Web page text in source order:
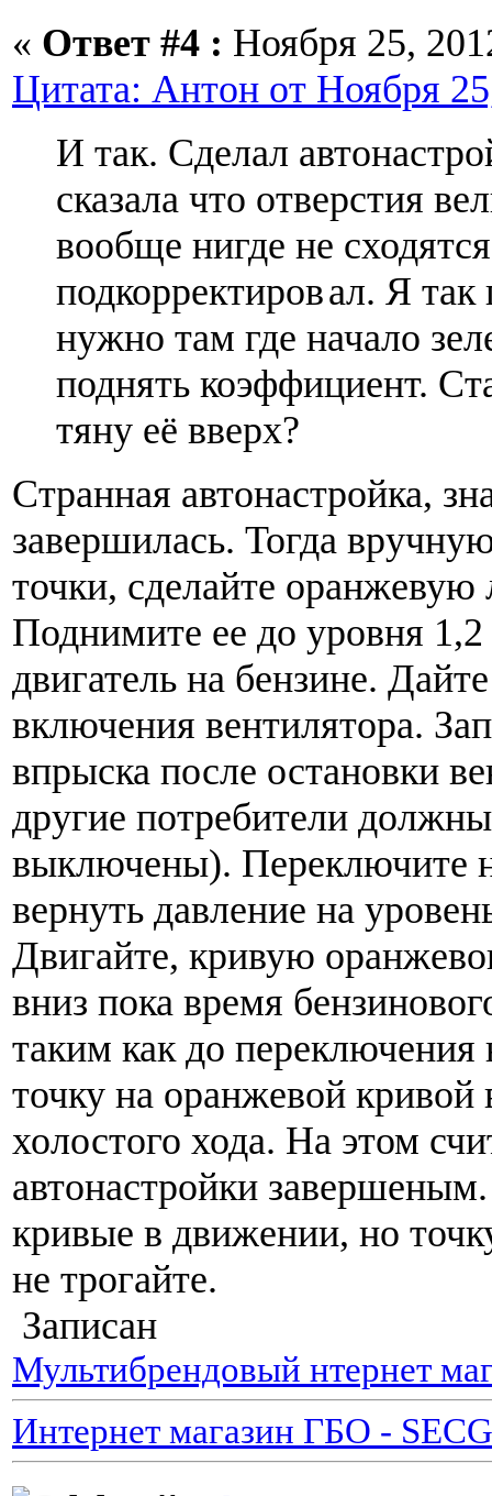
« Ответ #4 : Ноября 25,
Цитата: Антон от Ноября
И так. Сделал
сказала что отверстия
вообще нигде не
подкорректировал. Я
нужно там где начало
поднять коэффициент.
тяну её вверх?
Странная автонастройка,
завершилась. Тогда
точки, сделайте
Поднимите ее до уровня 1,2
двигатель на бензине.
включения вентилятора.
впрыска после остановки
другие потребители
выключены). Переключите
вернуть давление на
Двигайте, кривую
вниз пока время
таким как до переключения
точку на оранжевой кривой
холостого хода. На этом
автонастройки
кривые в движении, но
не трогайте.
Записан
Мультибрендовый нтернет
Интернет магазин ГБО -